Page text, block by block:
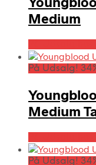
Medium
På Udsalg!
Medium
På Udsalg!